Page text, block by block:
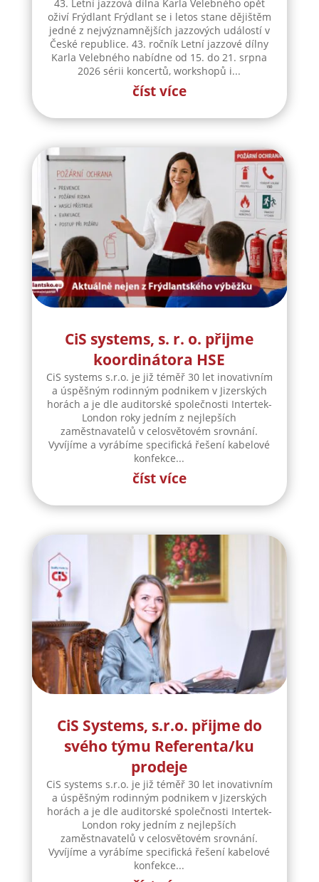
CiS systems, s. r. o. přijme
koordinátora HSE
CiS systems s.r.o. je již téměř 30 let inovativním
a úspěšným rodinným podnikem v Jizerských
horách a je dle auditorské společnosti Intertek-
zaměstnavatelů v celosvětovém srovnání.
Vyvíjíme a vyrábíme specifická řešení kabelové
konfekce...
číst více
CiS Systems, s.r.o. přijme do
svého týmu Referenta/ku
prodeje
CiS systems s.r.o. je již téměř 30 let inovativním
London roky jedním z nejlepších
zaměstnavatelů v celosvětovém srovnání.
Vyvíjíme a vyrábíme specifická řešení kabelové
konfekce...
číst více